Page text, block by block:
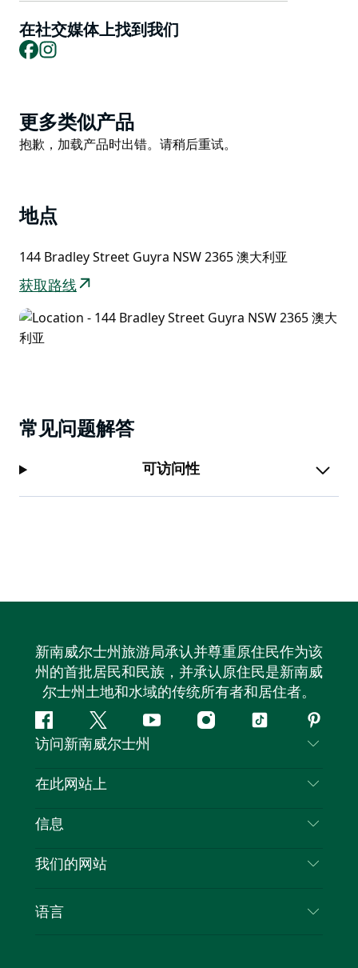
品、礼品店和市场，每周三晚上开放麦克风诗歌之夜。
您可以在 Seahorse Medicine Cafe 享用一些素食/素食
可以为团体提供特别套餐，其中包括诗歌表演以及关于澳
大利亚诗人和诗歌的演讲。
在社交媒体上找到我们
Facebook
Product
List
更多类似产品
Product
抱歉，加载产品时出错。请稍后重试。
地点
144 Bradley Street Guyra NSW 2365 澳大利亚
获取路线
常见问题解答
可访问性
新南威尔士州旅游局承认并尊重原住民作为该
州的首批居民和民族，并承认原住民是新南威
尔士州土地和水域的传统所有者和居住者。
Facebook叽
叽
喳
YouTubeInstagram
抖
访问新南威尔士州
联系我们
隐私
Cookie 通知
在此网站上
目的地
新南威尔士州公路旅行
活动
信息
旅行信息
新南威尔士州的商业
我们的网站
语言